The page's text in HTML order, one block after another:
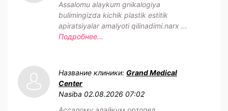
Assalomu alaykum gnikalogiya
bulimingizda kichik plastik estitik
apiratsiyalar amalyoti qilinadimi.narx ...
Подробнее...
Название клиники: Grand Medical
Center
Nasiba 02.08.2026 07:02